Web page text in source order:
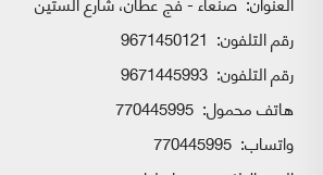
رقم التلفون: 9671450121
رقم التلفون: 9671445993
هاتف محمول: 770445995
واتساب: